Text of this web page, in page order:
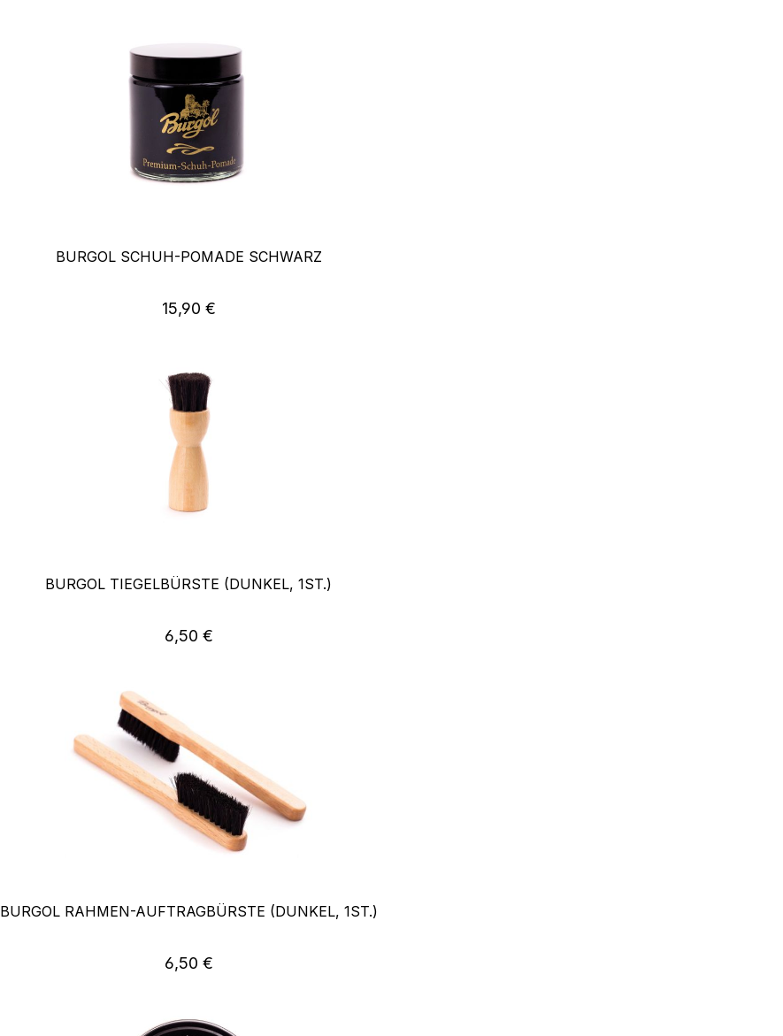
BURGOL SCHUH-POMADE SCHWARZ
Regulärer Preis:
15,90 €
BURGOL TIEGELBÜRSTE (DUNKEL, 1ST.)
Regulärer Preis:
6,50 €
BURGOL RAHMEN-AUFTRAGBÜRSTE (DUNKEL, 1ST.)
Regulärer Preis:
6,50 €